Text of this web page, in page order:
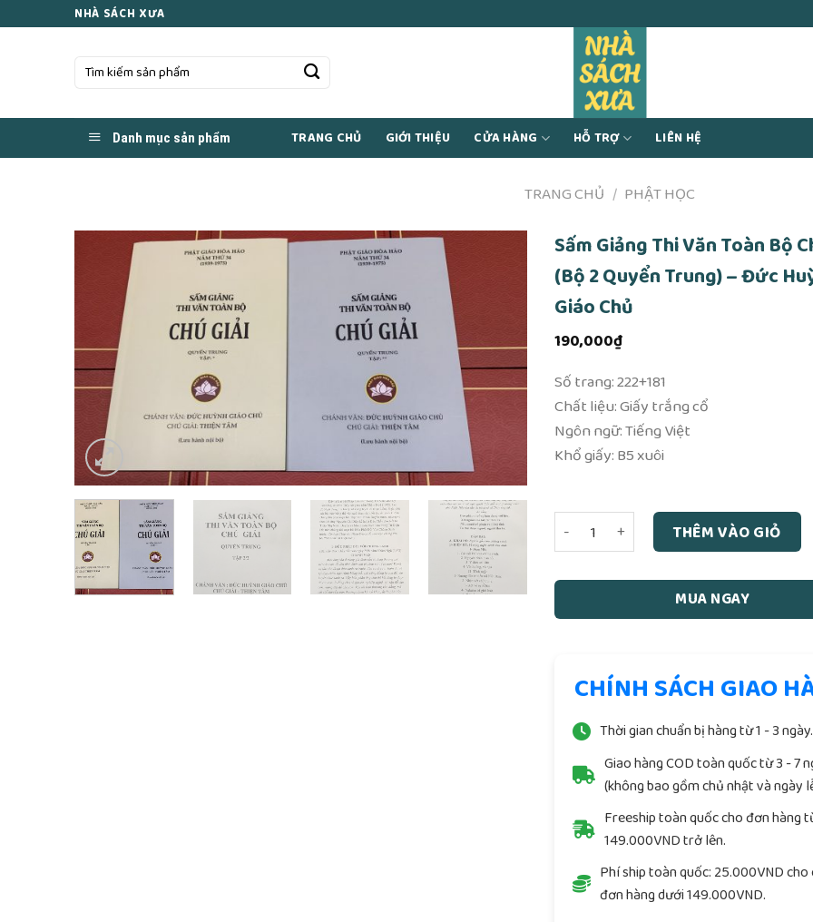
NHÀ SÁCH XƯA
Tìm
Danh mục sản phẩm TRANG CHỦ GIỚI THIỆU CỬA HÀNG HỖ TRỢ LIÊN HỆ
TRANG CHỦ / PHẬT HỌC
Sấm Giảng Thi Văn Toàn Bộ
(Bộ 2 Quyển Trung) – Đức
Giáo Chủ
190,000₫
Số trang: 222+181
Chất liệu: Giấy trắng cổ
Ngôn ngữ: Tiếng Việt
Khổ giấy: B5 xuôi
Sấm Giảng Thi Văn Toàn Bộ Chú Giải
THÊM VÀO GIỎ
MUA NGAY
CHÍNH SÁCH GIAO
Thời gian chuẩn bị hàng từ 1 - 3 ngày.
Giao hàng COD toàn quốc từ 3 - 7
(không bao gồm chủ nhật và ngày
Freeship toàn quốc cho đơn hàng
149.000VND trở lên.
Phí ship toàn quốc: 25.000VND cho
đơn hàng dưới 149.000VND.